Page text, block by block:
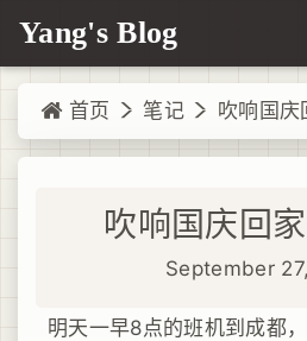
Yang's Blog
首页 笔记 吹响国庆
吹响国庆回
September
明天一早8点的班机到成都